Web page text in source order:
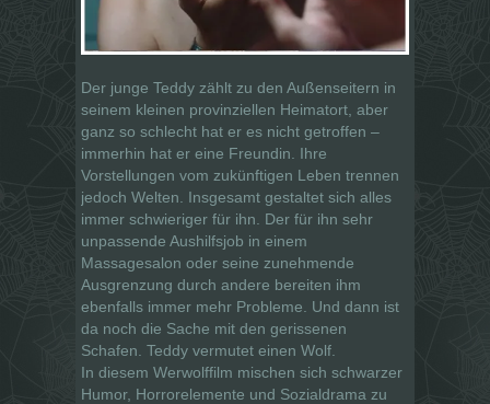
Der junge Teddy zählt zu den Außenseitern in
seinem kleinen provinziellen Heimatort, aber
ganz so schlecht hat er es nicht getroffen –
immerhin hat er eine Freundin. Ihre
Vorstellungen vom zukünftigen Leben trennen
jedoch Welten. Insgesamt gestaltet sich alles
immer schwieriger für ihn. Der für ihn sehr
unpassende Aushilfsjob in einem
Massagesalon oder seine zunehmende
Ausgrenzung durch andere bereiten ihm
ebenfalls immer mehr Probleme. Und dann ist
da noch die Sache mit den gerissenen
Schafen. Teddy vermutet einen Wolf.
In diesem Werwolffilm mischen sich schwarzer
Humor, Horrorelemente und Sozialdrama zu